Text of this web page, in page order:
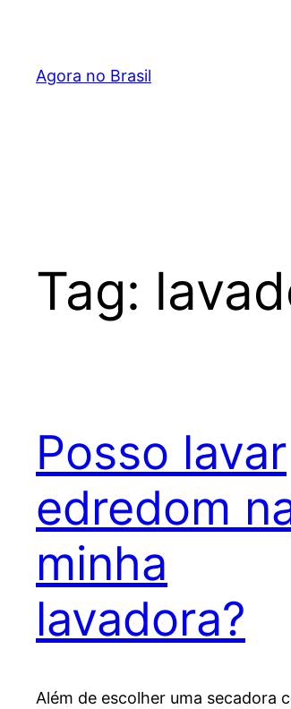
Agora no Brasil
Tag:
Posso lavar
edredom
minha
lavadora?
Além de escolher uma secadora